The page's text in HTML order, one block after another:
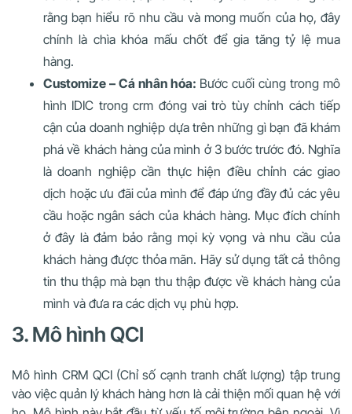
rằng bạn hiểu rõ nhu cầu và mong muốn của họ, đây
chính là chìa khóa mấu chốt để gia tăng tỷ lệ mua
hàng.
Customize – Cá nhân hóa: Bước cuối cùng trong mô
hình IDIC trong crm đóng vai trò tùy chỉnh cách tiếp
cận của doanh nghiệp dựa trên những gì bạn đã khám
phá về khách hàng của mình ở 3 bước trước đó. Nghĩa
là doanh nghiệp cần thực hiện điều chỉnh các giao
dịch hoặc ưu đãi của mình để đáp ứng đầy đủ các yêu
cầu hoặc ngân sách của khách hàng. Mục đích chính
ở đây là đảm bảo rằng mọi kỳ vọng và nhu cầu của
khách hàng được thỏa mãn. Hãy sử dụng tất cả thông
tin thu thập mà bạn thu thập được về khách hàng của
mình và đưa ra các dịch vụ phù hợp.
3. Mô hình QCI
Mô hình CRM QCI (Chỉ số cạnh tranh chất lượng) tập trung
vào việc quản lý khách hàng hơn là cải thiện mối quan hệ với